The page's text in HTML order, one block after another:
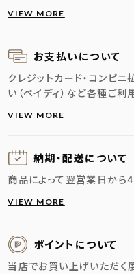
VIEW MORE
お支払いについて
クレジットカード・コンビ
い（ペイディ）など各種ご利
VIEW MORE
納期・配送に ついて
商品によって翌営業日から
VIEW MORE
ポイントについて
当店でお買い上げいただく